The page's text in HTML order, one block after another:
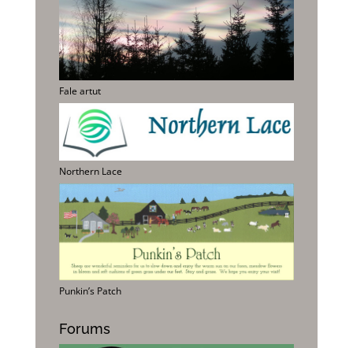
Fale artut
Northern Lace
Punkin’s Patch
Forums